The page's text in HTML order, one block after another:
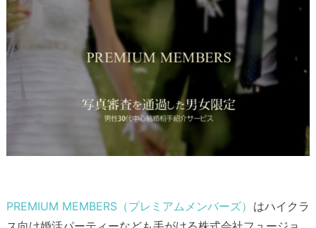
PREMIUM MEMBERS（プレミアムメンバーズ） はハイクラ